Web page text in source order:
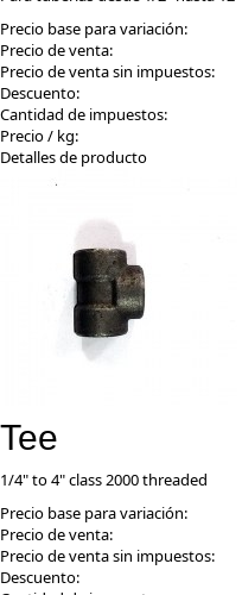
Precio base para variación:
Precio de venta:
Precio de venta sin impuestos:
Descuento:
Cantidad de impuestos:
Precio / kg:
Detalles de producto
Tee
1/4" to 4" class 2000 threaded
Precio base para variación:
Precio de venta:
Precio de venta sin impuestos:
Descuento: